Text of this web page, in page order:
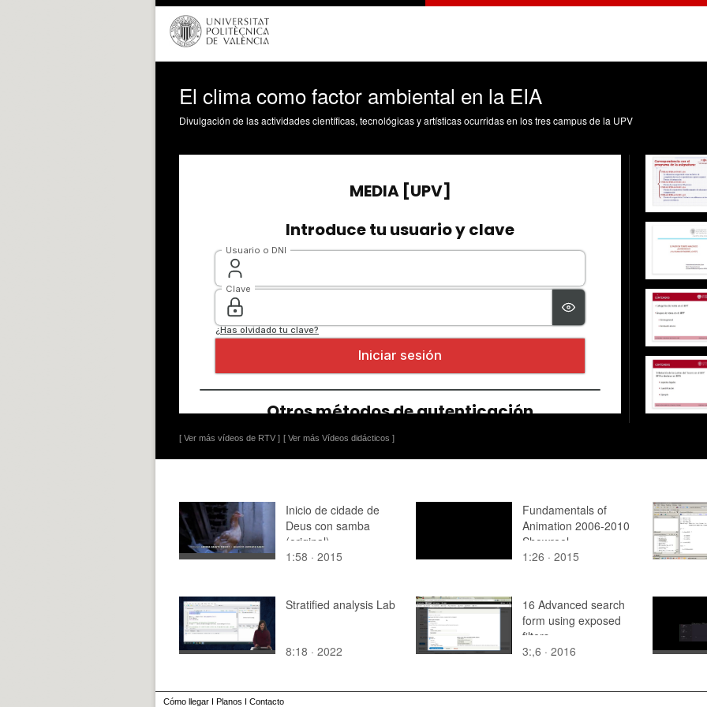
El clima como factor ambiental en la EIA
Divulgación de las actividades científicas, tecnológicas y artísticas ocurridas en los tres campus de la UPV
[ Ver más vídeos de RTV ] [ Ver más Vídeos didácticos ]
Inicio de cidade de
Deus con samba
(original)
1:58 · 2015
Fundamentals of
Animation 2006-2010
Showreel
1:26 · 2015
Stratified analysis Lab
8:18 · 2022
16 Advanced search
form using exposed
filters
3:,6 · 2016
Cómo llegar I Planos I Contacto